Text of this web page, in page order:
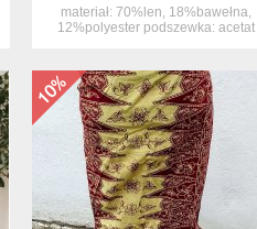
materiał: 70%len, 18%bawełna,
12%polyester podszewka: acetat